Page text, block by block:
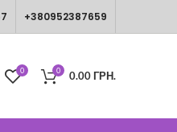
+380952387659
0 0 0.00ГРН.